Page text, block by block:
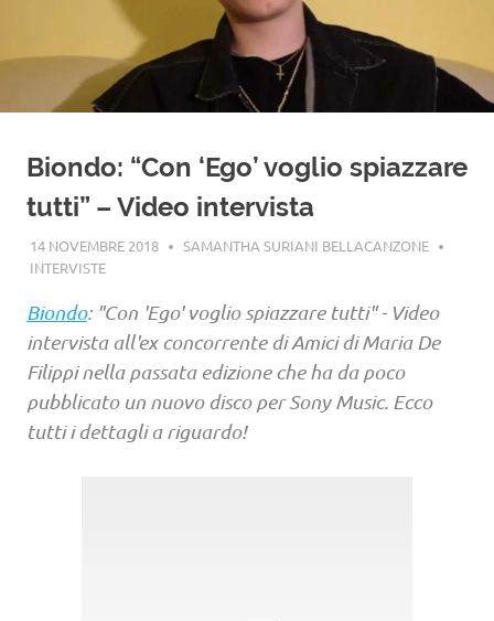
Biondo: “Con ‘Ego’ voglio spiazzare
tutti” – Video intervista
14 NOVEMBRE 2018
SAMANTHA SURIANI BELLACANZONE
INTERVISTE
Biondo: "Con 'Ego' voglio spiazzare tutti" - Video
intervista all'ex concorrente di Amici di Maria De
Filippi nella passata edizione che ha da poco
pubblicato un nuovo disco per Sony Music. Ecco
tutti i dettagli a riguardo!